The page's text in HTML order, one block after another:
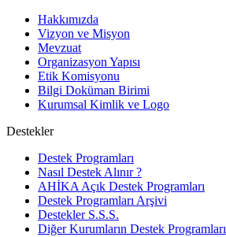
Hakkımızda
Vizyon ve Misyon
Mevzuat
Organizasyon Yapısı
Etik Komisyonu
Bilgi Doküman Birimi
Kurumsal Kimlik ve Logo
Destekler
Destek Programları
Nasıl Destek Alınır ?
AHİKA Açık Destek Programları
Destek Programları Arşivi
Destekler S.S.S.
Diğer Kurumların Destek Programları